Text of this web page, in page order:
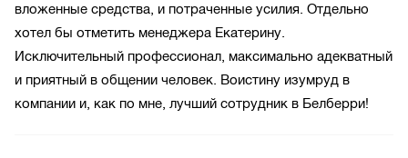
вложенные средства, и потраченные усилия. Отдельно
хотел бы отметить менеджера Екатерину.
Исключительный профессионал, максимально адекватный
и приятный в общении человек. Воистину изумруд в
компании и, как по мне, лучший сотрудник в Белберри!